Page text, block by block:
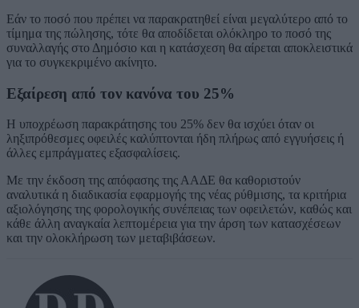
Εάν το ποσό που πρέπει να παρακρατηθεί είναι μεγαλύτερο από το
τίμημα της πώλησης, τότε θα αποδίδεται ολόκληρο το ποσό της
συναλλαγής στο Δημόσιο και η κατάσχεση θα αίρεται αποκλειστικά
για το συγκεκριμένο ακίνητο.
Εξαίρεση από τον κανόνα του 25%
Η υποχρέωση παρακράτησης του 25% δεν θα ισχύει όταν οι
ληξιπρόθεσμες οφειλές καλύπτονται ήδη πλήρως από εγγυήσεις ή
άλλες εμπράγματες εξασφαλίσεις.
Με την έκδοση της απόφασης της ΑΑΔΕ θα καθοριστούν
αναλυτικά η διαδικασία εφαρμογής της νέας ρύθμισης, τα κριτήρια
αξιολόγησης της φορολογικής συνέπειας των οφειλετών, καθώς και
κάθε άλλη αναγκαία λεπτομέρεια για την άρση των κατασχέσεων
και την ολοκλήρωση των μεταβιβάσεων.